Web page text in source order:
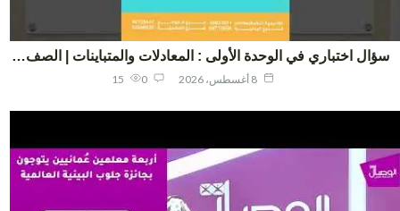
اختباري في الوحدة الأولى : المعادلات والمتباينات | الصف…
15